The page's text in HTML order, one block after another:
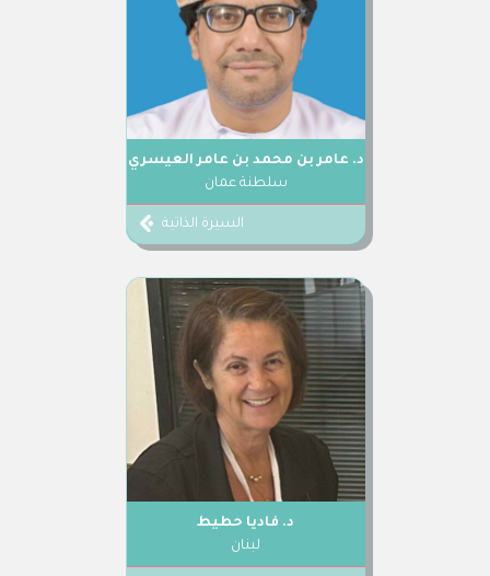
د. عامر بن محمد بن عامر العيسري
سلطنة عمان
السيرة الذاتية
د. فاديا حطيط
لبنان